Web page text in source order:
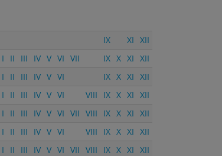
IX XI XII
I II III IV V VI VII IX X XI XII
I II III IV V VI IX X XI XII
I II III IV V VI VIII IX X XI XII
I II III IV V VI VII VIII IX X XI XII
I II III IV V VI VIII IX X XI XII
I II III IV V VI VII VIII IX X XI XII